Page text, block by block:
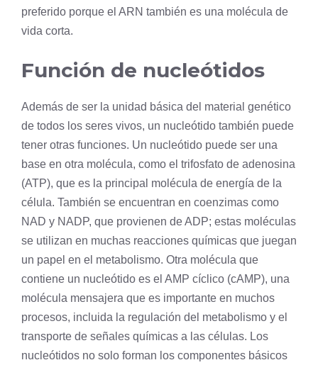
preferido porque el ARN también es una molécula de
vida corta.
Función de nucleótidos
Además de ser la unidad básica del material genético
de todos los seres vivos, un nucleótido también puede
tener otras funciones. Un nucleótido puede ser una
base en otra molécula, como el trifosfato de adenosina
(ATP), que es la principal molécula de energía de la
célula. También se encuentran en coenzimas como
NAD y NADP, que provienen de ADP; estas moléculas
se utilizan en muchas reacciones químicas que juegan
un papel en el metabolismo. Otra molécula que
contiene un nucleótido es el AMP cíclico (cAMP), una
molécula mensajera que es importante en muchos
procesos, incluida la regulación del metabolismo y el
transporte de señales químicas a las células. Los
nucleótidos no solo forman los componentes básicos